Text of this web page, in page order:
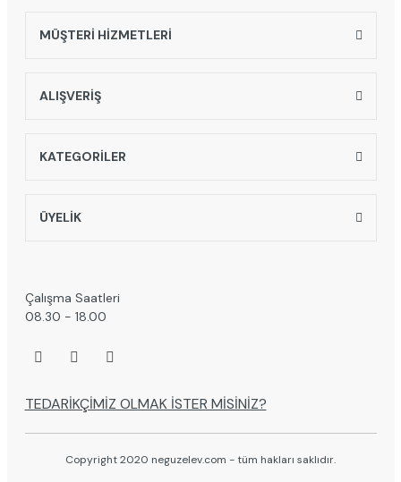
MÜŞTERİ HİZMETLERİ
ALIŞVERİŞ
KATEGORİLER
ÜYELİK
Çalışma Saatleri
08.30 - 18.00
TEDARİKÇİMİZ OLMAK İSTER MİSİNİZ?
Copyright 2020 neguzelev.com - tüm hakları saklıdır.